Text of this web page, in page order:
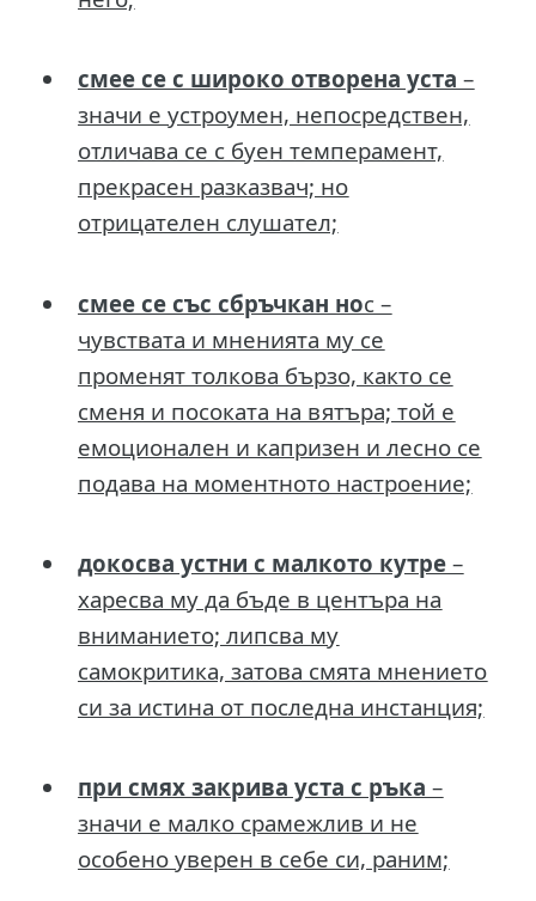
смее се с широко отворена уста –
значи е устроумен, непосредствен,
отличава се с буен темперамент,
прекрасен разказвач; но
отрицателен слушател;
смее се със сбръчкан нос –
чувствата и мненията му се
променят толкова бързо, както се
сменя и посоката на вятъра; той е
емоционален и капризен и лесно се
подава на моментното настроение;
докосва устни с малкото кутре –
харесва му да бъде в центъра на
вниманието; липсва му
самокритика, затова смята мнението
си за истина от последна инстанция;
при смях закрива уста с ръка –
значи е малко срамежлив и не
особено уверен в себе си, раним;